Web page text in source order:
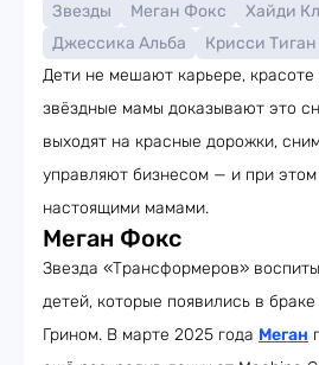
Звезды Меган Фокс Хайди
Джессика Альба
Крисси Тиган
Дети не мешают карьере,
звёздные мамы доказывают это
выходят на красные дорожки,
управляют бизнесом — и при
настоящими мамами.
Меган Фокс
Звезда «Трансформеров»
детей, которые появились в
Грином. В марте 2025 года Меган